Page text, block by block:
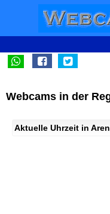
Webcams in der
Aktuelle Uhrzeit in